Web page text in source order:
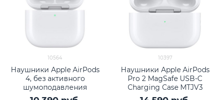
10564
Наушники Apple AirPods
4, без активного
шумоподавления
10397
Наушники Apple AirPods
Pro 2 MagSafe USB-C
Charging Case MTJV3